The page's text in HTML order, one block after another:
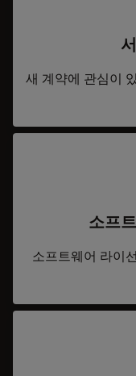
새 계약에 관심이
소프
소프트웨어 라이